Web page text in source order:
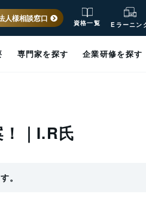
人様相談窓口 資格一覧 Eラーニン
専門家を探す 企業研修を探す
｜I.R氏
。